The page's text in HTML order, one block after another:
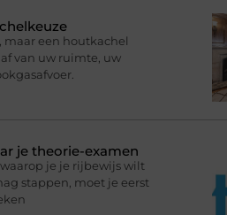
maar een houtkachel
van uw ruimte, uw
je theorie-examen
je je rijbewijs wilt
stappen, moet je eerst